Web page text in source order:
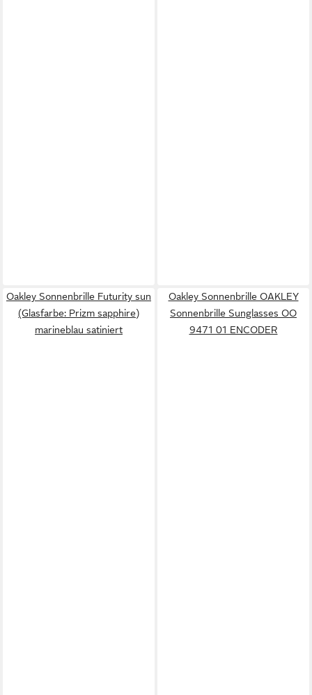
Oakley Sonnenbrille Futurity sun
(Glasfarbe: Prizm sapphire)
marineblau satiniert
Oakley Sonnenbrille OAKLEY
Sonnenbrille Sunglasses OO
9471 01 ENCODER